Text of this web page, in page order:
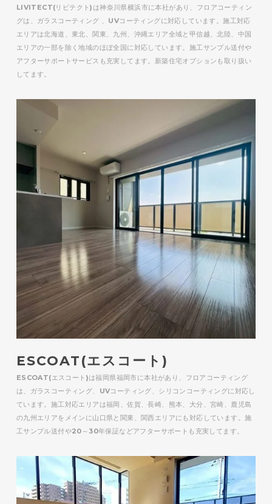
LIVITECT(リビテクト)は神奈川県横浜市に本社があり、フロアコーティン
グは、ガラスコーティング 、UVコーティングに対応しています。施工対応
エリアは北海道、東北、関東、九州、沖縄エリア全域と甲信越、北陸、中国
エリアの一部を除く地域のほぼ全国に対応しています。施工サンプル送付や
アフターサポートサービスも充実してます。新築住宅オプションも取り扱い
してます。
ESCOAT(エスコート)
ESCOAT(エスコート)は福岡県福岡市に本社があり、フロアコーティング
は、ガラスコーティング、UVコーティング、シリコンコーティングに対応し
ています。施工対応エリアは福岡、佐賀、長崎、熊本、大分、宮崎、鹿児島
の九州エリアをメインに山口県と関東、関西エリアにも対応しています。施
工サンプル送付や20～30年保証などアフターサポートも充実してます。